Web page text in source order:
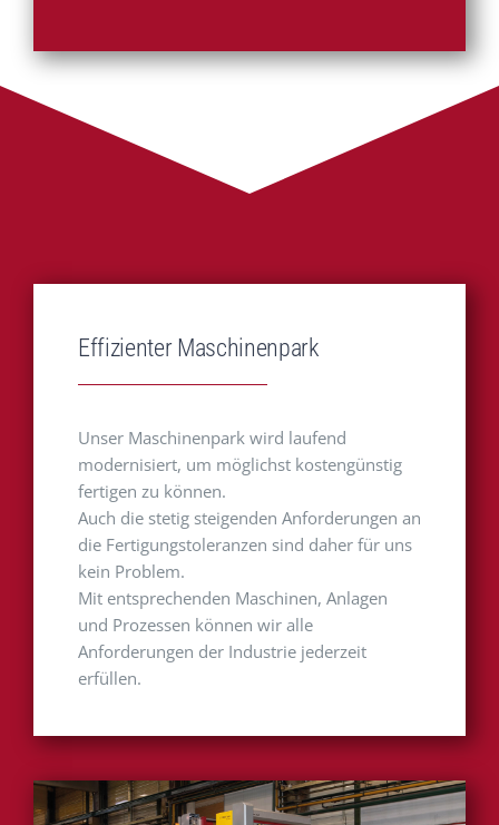
Effizienter Maschinenpark
Unser Maschinenpark wird laufend
modernisiert, um möglichst kostengünstig
fertigen zu können.
Auch die stetig steigenden Anforderungen an
die Fertigungstoleranzen sind daher für uns
kein Problem.
Mit entsprechenden Maschinen, Anlagen
und Prozessen können wir alle
Anforderungen der Industrie jederzeit
erfüllen.